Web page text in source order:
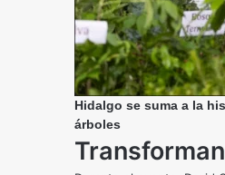
Hidalgo se suma a la
árboles